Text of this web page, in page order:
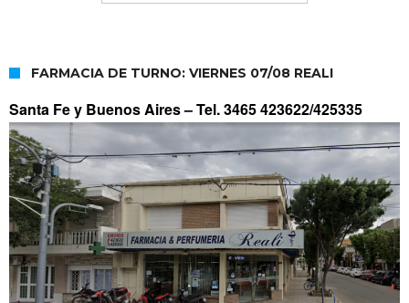
FARMACIA DE TURNO: VIERNES 07/08 REALI
Santa Fe y Buenos Aires –Tel. 3465 423622/425335